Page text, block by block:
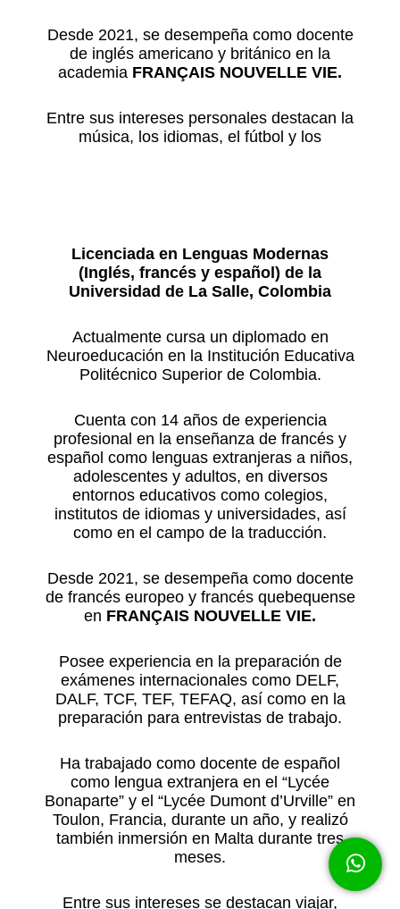
Desde 2021, se desempeña como docente
de inglés americano y británico en la
academia FRANÇAIS NOUVELLE VIE.
Entre sus intereses personales destacan la
música, los idiomas, el fútbol y los
Licenciada en Lenguas Modernas
(Inglés, francés y español) de la
Universidad de La Salle, Colombia
Actualmente cursa un diplomado en
Neuroeducación en la Institución Educativa
Politécnico Superior de Colombia.
Cuenta con 14 años de experiencia
profesional en la enseñanza de francés y
español como lenguas extranjeras a niños,
adolescentes y adultos, en diversos
entornos educativos como colegios,
institutos de idiomas y universidades, así
como en el campo de la traducción.
Desde 2021, se desempeña como docente
de francés europeo y francés quebequense
en FRANÇAIS NOUVELLE VIE.
Posee experiencia en la preparación de
exámenes internacionales como DELF,
DALF, TCF, TEF, TEFAQ, así como en la
preparación para entrevistas de trabajo.
Ha trabajado como docente de español
como lengua extranjera en el “Lycée
Bonaparte” y el “Lycée Dumont d’Urville” en
Toulon, Francia, durante un año, y realizó
también inmersión en Malta durante tres
meses.
Entre sus intereses se destacan viajar,
Floating
button